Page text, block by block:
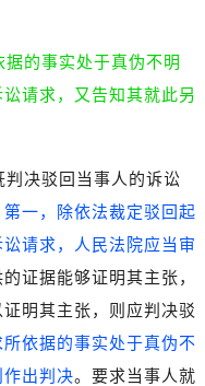
的事实处于真伪不明
请求，又告知其就此另
判决驳回当事人的诉讼
第一，除依法裁定驳回起
请求，人民法院应当审
证据能够证明其主张，
明其主张，则应判决驳
依据的事实处于真伪不
出判决。要求当事人就